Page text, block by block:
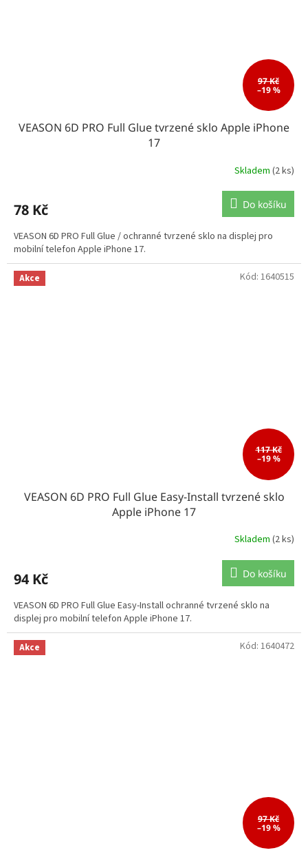
97 Kč
–19 %
VEASON 6D PRO Full Glue tvrzené sklo Apple iPhone
17
Skladem (2 ks)
78 Kč Do košíku
VEASON 6D PRO Full Glue / ochranné tvrzené sklo na displej pro
mobilní telefon Apple iPhone 17.
Akce
117 Kč
–19 %
VEASON 6D PRO Full Glue Easy-Install tvrzené sklo
Apple iPhone 17
Skladem (2 ks)
94 Kč Do košíku
VEASON 6D PRO Full Glue Easy-Install ochranné tvrzené sklo na
displej pro mobilní telefon Apple iPhone 17.
Kód: 1640515
Akce
97 Kč
–19 %
Kód: 1640472